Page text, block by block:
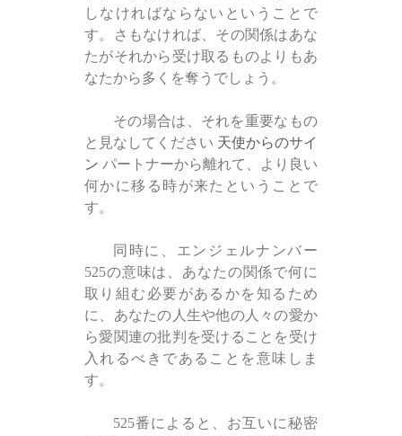
しなければならないということで
す。さもなければ、その関係はあな
たがそれから受け取るものよりもあ
なたから多くを奪うでしょう。
その場合は、それを重要なもの
と見なしてください 天使からのサイ
ン パートナーから離れて、より良い
何かに移る時が来たということで
す。
同時に、エンジェルナンバー
525の意味は、あなたの関係で何に
取り組む必要があるかを知るため
に、あなたの人生や他の人々の愛か
ら愛関連の批判を受けることを受け
入れるべきであることを意味しま
す。
525番によると、お互いに秘密